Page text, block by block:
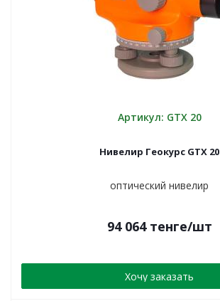
Артикул: GTX 20
Нивелир Геокурс GTX 20
оптический нивелир
94 064тенге/шт
Хочу заказать